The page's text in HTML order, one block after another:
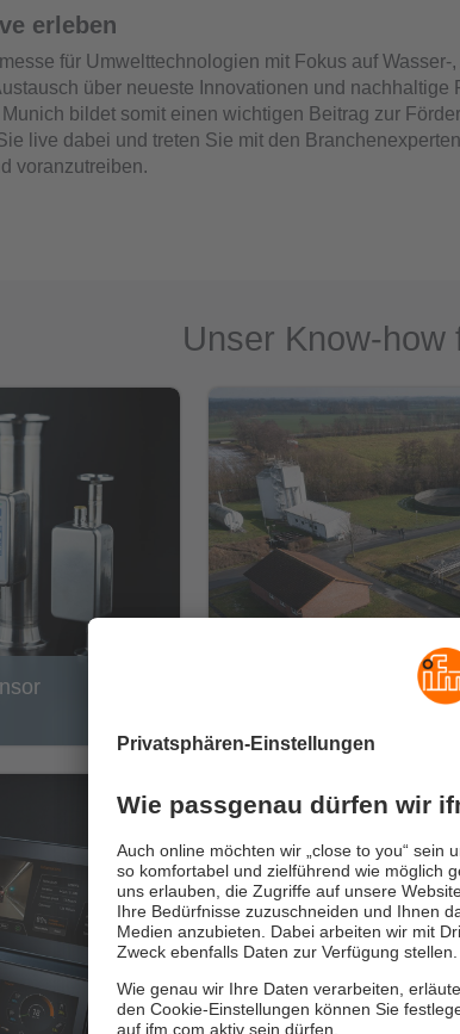
erleben
für Umwelttechnologien mit Fokus auf Wasser-
über neueste Innovationen und nachhaltige
bildet somit einen wichtigen Beitrag zur
live dabei und treten Sie mit den
voranzutreiben.
Unser Know-how